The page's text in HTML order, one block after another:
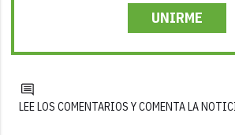
UNIRME
LEE LOS COMENTARIOS Y COMENTA LA